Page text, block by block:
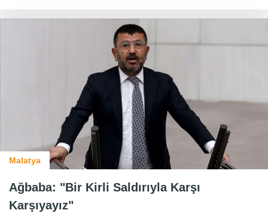
Malatya
Ağbaba: "Bir Kirli Saldırıyla Karşı
Karşıyayız"